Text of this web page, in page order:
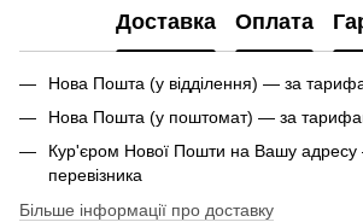
Доставка Оплата
Нова Пошта (у відділення) — за
Нова Пошта (у поштомат) — за
Кур'єром Нової Пошти на Вашу
перевізника
Більше інформації про доставку